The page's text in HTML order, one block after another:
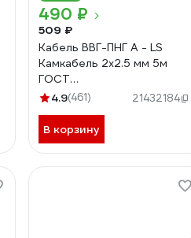
490 ₽
509 ₽
Кабель ВВГ-ПНГ А - LS
Камкабель 2x2.5 мм 5м
ГОСТ
1157К20HD00070А0005М
4.9(461) 21432184
В корзину